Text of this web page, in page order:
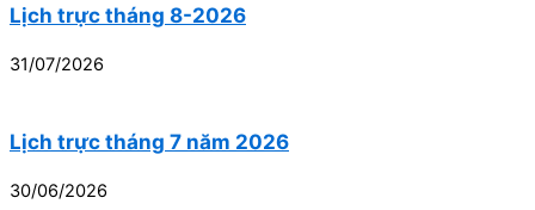
Lịch trực tháng 8-2026
31/07/2026
Lịch trực tháng 7 năm 2026
30/06/2026